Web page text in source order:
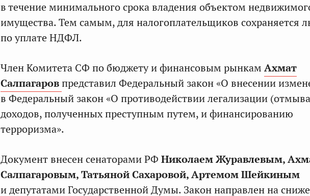
в течение минимального срока владения объектом
имущества. Тем самым, для налогоплательщиков сохраняется
по уплате НДФЛ.
Член Комитета СФ по бюджету и финансовым рынкам Ахмат
Салпагаровпредставил Федеральный закон «О внесении
в Федеральный закон «О противодействии легализации
доходов, полученных преступным путем, и финансированию
терроризма».
Документ внесен сенаторами РФ Николаем Журавлевым,
Салпагаровым, Татьяной Сахаровой, Артемом Шейкиным
и депутатами Государственной Думы. Закон направлен на